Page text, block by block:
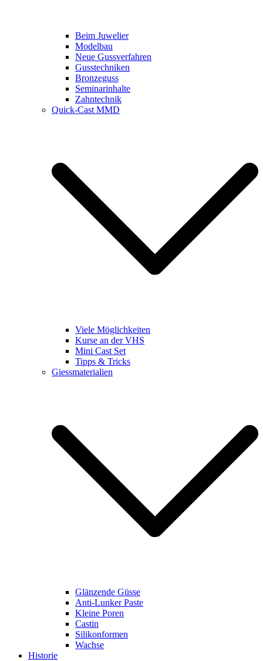
Beim Juwelier
Modelbau
Neue Gussverfahren
Gusstechniken
Bronzeguss
Seminarinhalte
Zahntechnik
Quick-Cast MMD
Viele Möglichkeiten
Kurse an der VHS
Mini Cast Set
Tipps & Tricks
Giessmaterialien
Glänzende Güsse
Anti-Lunker Paste
Kleine Poren
Castin
Silikonformen
Wachse
Historie